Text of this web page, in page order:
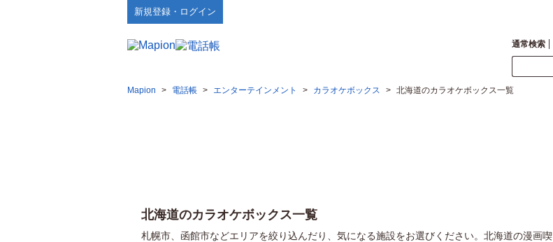
新規登録・ログイン
通常検索
Mapion > 電話帳 > エンターテインメント > カラオケボックス > 北海道のカラオケボックス一覧
北海道のカラオケボックス一覧
札幌市、函館市などエリアを絞り込んだり、気になる施設をお選びください。北海道の漫画喫